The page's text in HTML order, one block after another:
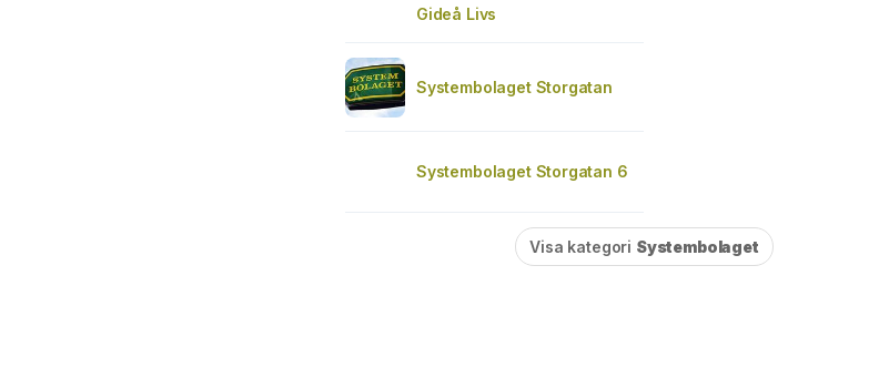
Gideå Livs
Systembolaget Storgatan
Systembolaget Storgatan 6
Visa kategori Systembolaget